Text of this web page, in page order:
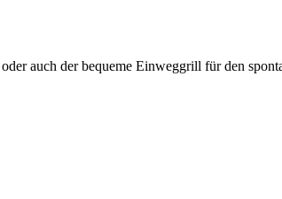
auch der bequeme Einweggrill für den